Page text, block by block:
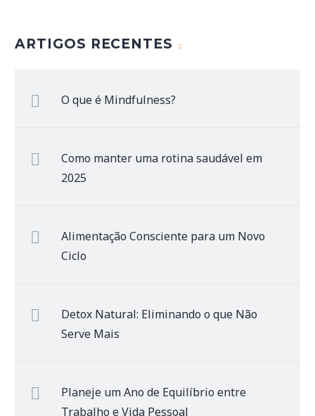
ARTIGOS RECENTES
O que é Mindfulness?
Como manter uma rotina saudável em
2025
Alimentação Consciente para um Novo
Ciclo
Detox Natural: Eliminando o que Não
Serve Mais
Planeje um Ano de Equilíbrio entre
Trabalho e Vida Pessoal